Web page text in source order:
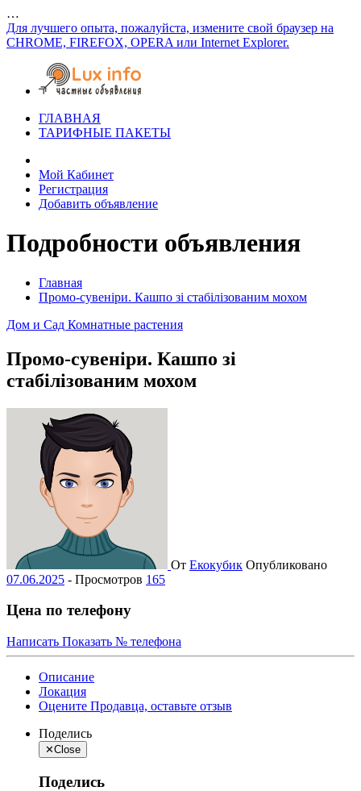
…
Для лучшего опыта, пожалуйста, измените свой браузер на
CHROME, FIREFOX, OPERA или Internet Explorer.
ГЛАВНАЯ
ТАРИФНЫЕ ПАКЕТЫ
Мой Кабинет
Регистрация
Добавить объявление
Подробности объявления
Главная
Промо-сувеніри. Кашпо зі стабілізованим мохом
Дом и Сад Комнатные растения
Промо-сувеніри. Кашпо зі
стабілізованим мохом
От Екокубик Опубликовано
07.06.2025 - Просмотров 165
Цена по телефону
Написать Показать № телефона
Описание
Локация
Оцените Продавца, оставьте отзыв
Поделись
✕Close
Поделись